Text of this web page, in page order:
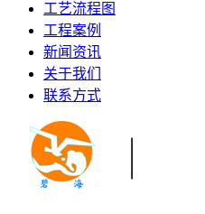
工艺流程图
工程案例
新闻资讯
关于我们
联系方式